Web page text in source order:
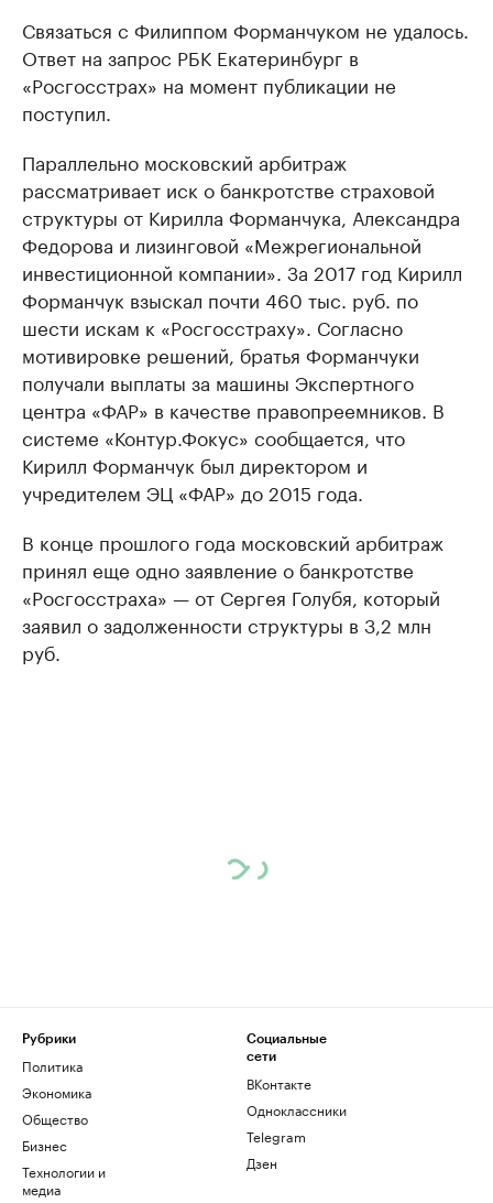
Связаться с Филиппом Форманчуком не удалось.
Ответ на запрос РБК Екатеринбург в
«Росгосстрах» на момент публикации не
поступил.
Параллельно московский арбитраж
рассматривает иск о банкротстве страховой
структуры от Кирилла Форманчука, Александра
Федорова и лизинговой «Межрегиональной
инвестиционной компании». За 2017 год Кирилл
Форманчук взыскал почти 460 тыс. руб. по
шести искам к «Росгосстраху». Согласно
мотивировке решений, братья Форманчуки
получали выплаты за машины Экспертного
центра «ФАР» в качестве правопреемников. В
системе «Контур.Фокус» сообщается, что
Кирилл Форманчук был директором и
учредителем ЭЦ «ФАР» до 2015 года.
В конце прошлого года московский арбитраж
принял еще одно заявление о банкротстве
«Росгосстраха» — от Сергея Голубя, который
заявил о задолженности структуры в 3,2 млн
руб.
Рубрики
Политика
Экономика
Общество
Бизнес
Технологии и
медиа
Социальные
сети
ВКонтакте
Одноклассники
Telegram
Дзен